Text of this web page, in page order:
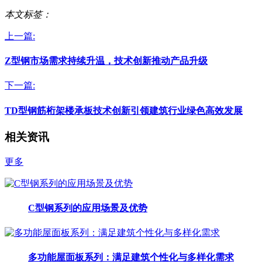
本文标签：
上一篇:
Z型钢市场需求持续升温，技术创新推动产品升级
下一篇:
TD型钢筋桁架楼承板技术创新引领建筑行业绿色高效发展
相关资讯
更多
C型钢系列的应用场景及优势
多功能屋面板系列：满足建筑个性化与多样化需求